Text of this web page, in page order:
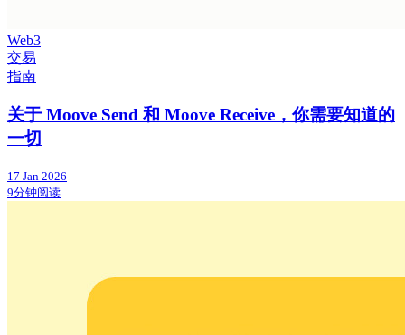
Web3
交易
指南
关于 Moove Send 和 Moove Receive，你需要知道的
一切
17 Jan 2026
9分钟阅读